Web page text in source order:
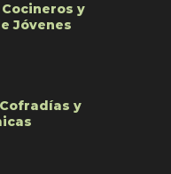
y
Jóvenes
y